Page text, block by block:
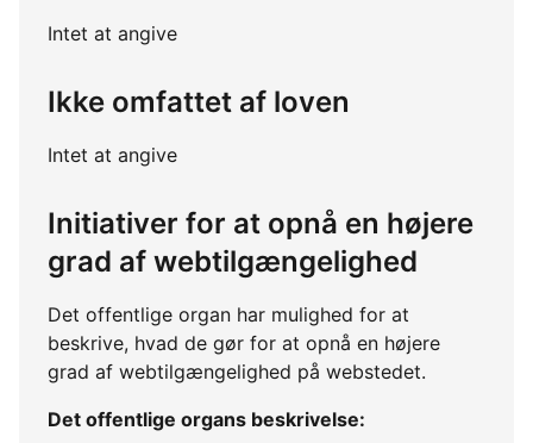
Intet at angive
Ikke omfattet af loven
Intet at angive
Initiativer for at opnå en højere
grad af webtilgængelighed
Det offentlige organ har mulighed for at
beskrive, hvad de gør for at opnå en højere
grad af webtilgængelighed på webstedet.
Det offentlige organs beskrivelse: